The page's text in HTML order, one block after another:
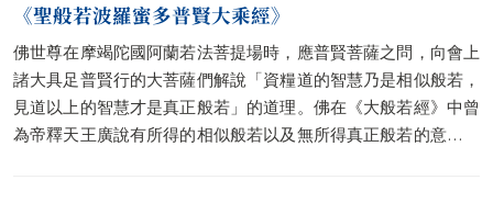
《聖般若波羅蜜多普賢大乘經》
佛世尊在摩竭陀國阿蘭若法菩提場時，應普賢菩薩之問，向會上
諸大具足普賢行的大菩薩們解說「資糧道的智慧乃是相似般若，
見道以上的智慧才是真正般若」的道理。佛在《大般若經》中曾
為帝釋天王廣說有所得的相似般若以及無所得真正般若的意涵，